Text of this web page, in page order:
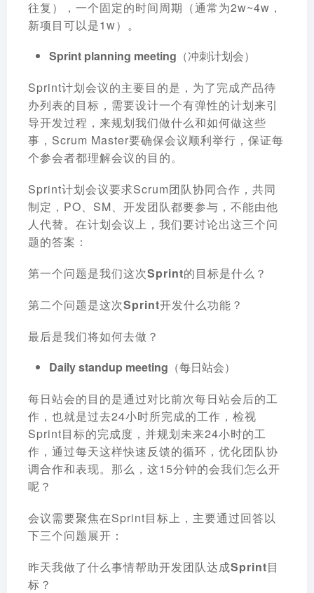
往复），一个固定的时间周期（通常为2w~4w，
新项目可以是1w）。
Sprint planning meeting（冲刺计划会）
Sprint计划会议的主要目的是，为了完成产品待
办列表的目标，需要设计一个有弹性的计划来引
导开发过程，来规划我们做什么和如何做这些
事，Scrum Master要确保会议顺利举行，保证每
个参会者都理解会议的目的。
Sprint计划会议要求Scrum团队协同合作，共同
制定，PO、SM、开发团队都要参与，不能由他
人代替。在计划会议上，我们要讨论出这三个问
题的答案：
第一个问题是我们这次Sprint的目标是什么？
第二个问题是这次Sprint开发什么功能？
最后是我们将如何去做？
Daily standup meeting（每日站会）
每日站会的目的是通过对比前次每日站会后的工
作，也就是过去24小时所完成的工作，检视
Sprint目标的完成度，并规划未来24小时的工
作，通过每天这样快速反馈的循环，优化团队协
调合作和表现。那么，这15分钟的会我们怎么开
呢？
会议需要聚焦在Sprint目标上，主要通过回答以
下三个问题展开：
昨天我做了什么事情帮助开发团队达成Sprint目
标？